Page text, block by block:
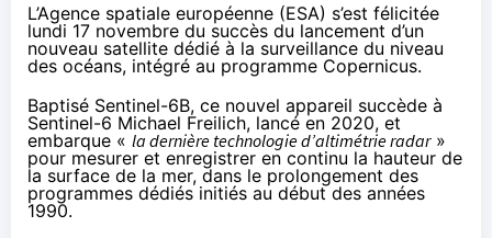
L’Agence spatiale européenne (ESA) s’est félicitée
lundi 17 novembre du succès du lancement d’un
nouveau satellite dédié à la surveillance du niveau
des océans, intégré au programme Copernicus.
Baptisé Sentinel-6B, ce nouvel appareil succède à
Sentinel-6 Michael Freilich, lancé en 2020, et
embarque « la dernière technologie d’altimétrie radar»
pour mesurer et enregistrer en continu la hauteur de
la surface de la mer, dans le prolongement des
programmes dédiés initiés au début des années
1990.